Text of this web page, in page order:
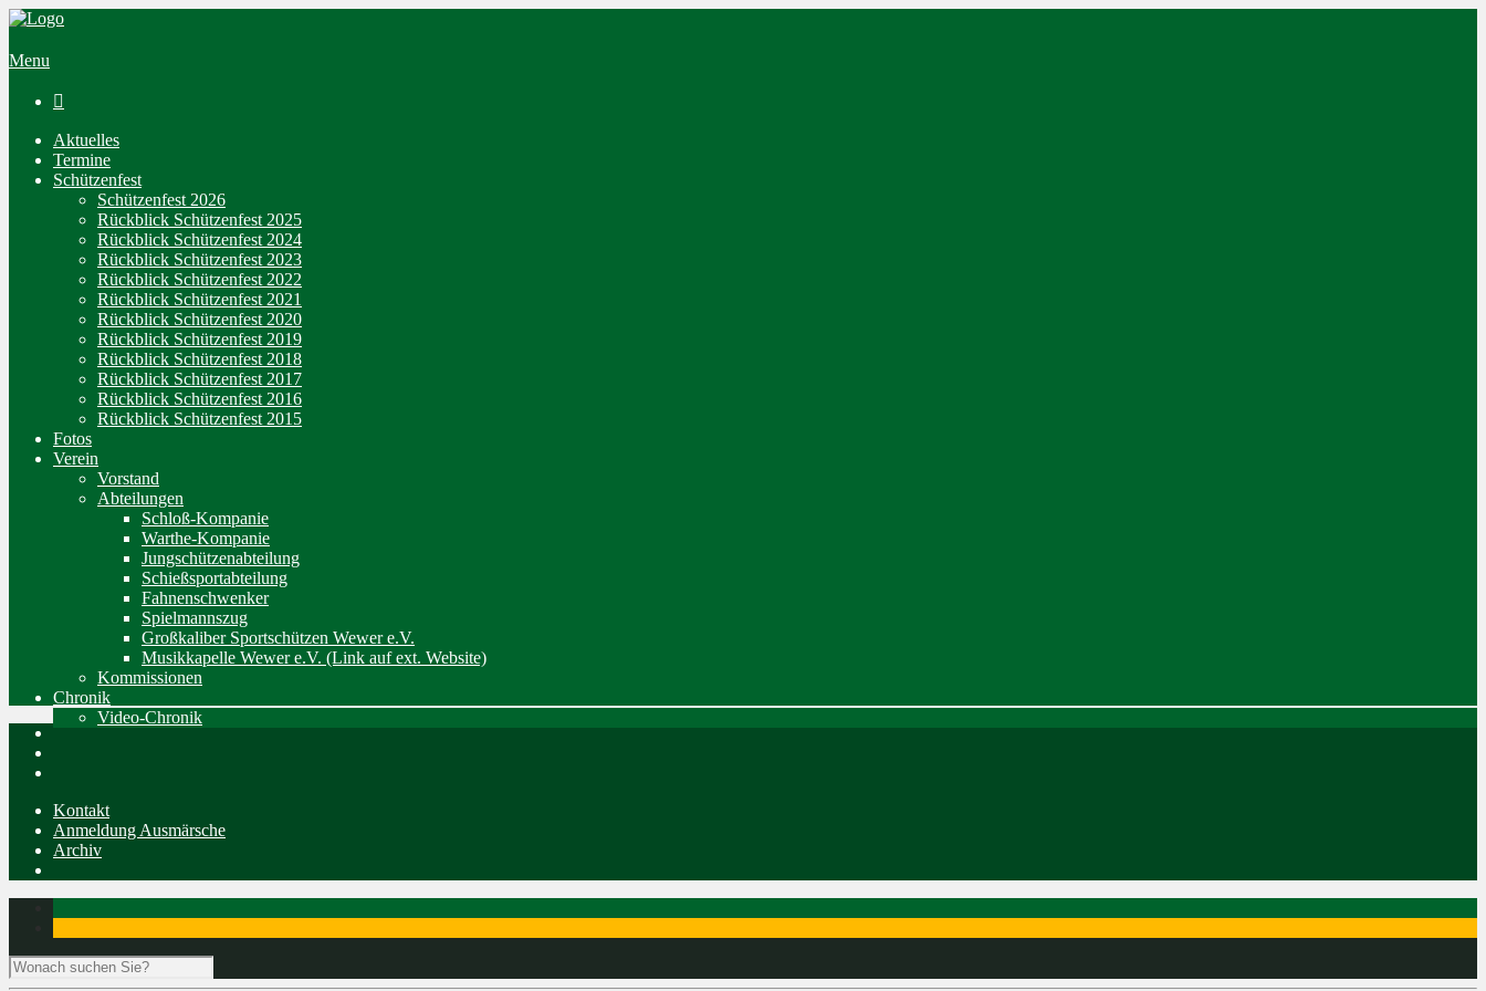
Menu

Aktuelles
Termine
Schützenfest
Schützenfest 2026
Rückblick Schützenfest 2025
Rückblick Schützenfest 2024
Rückblick Schützenfest 2023
Rückblick Schützenfest 2022
Rückblick Schützenfest 2021
Rückblick Schützenfest 2020
Rückblick Schützenfest 2019
Rückblick Schützenfest 2018
Rückblick Schützenfest 2017
Rückblick Schützenfest 2016
Rückblick Schützenfest 2015
Fotos
Verein
Vorstand
Abteilungen
Schloß-Kompanie
Warthe-Kompanie
Jungschützenabteilung
Schießsportabteilung
Fahnenschwenker
Spielmannszug
Großkaliber Sportschützen Wewer e.V.
Musikkapelle Wewer e.V. (Link auf ext. Website)
Kommissionen
Chronik
Video-Chronik
Kontakt
Anmeldung Ausmärsche
Archiv